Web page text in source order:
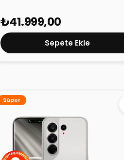
₺41.999,00
Sepete Ekle
Süper